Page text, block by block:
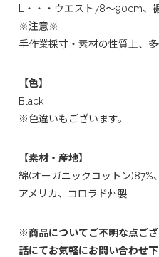
L・・・ウエスト78〜90cm
※注意※
手作業採寸・素材の性質上、
【色】
Black
※色違いもございます。
【素材・産地】
綿(オーガニックコットン)87%
アメリカ、コロラド州製
※商品についてご不明な点ご
話にてお気軽にお問い合わせ